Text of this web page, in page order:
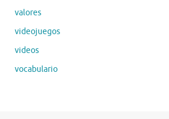
valores
videojuegos
videos
vocabulario